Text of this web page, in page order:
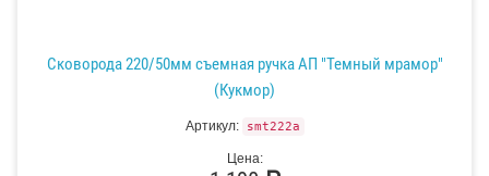
Сковорода 220/50мм съемная ручка АП "Темный мрамор"
(Кукмор)
Артикул: smt222a
Цена: